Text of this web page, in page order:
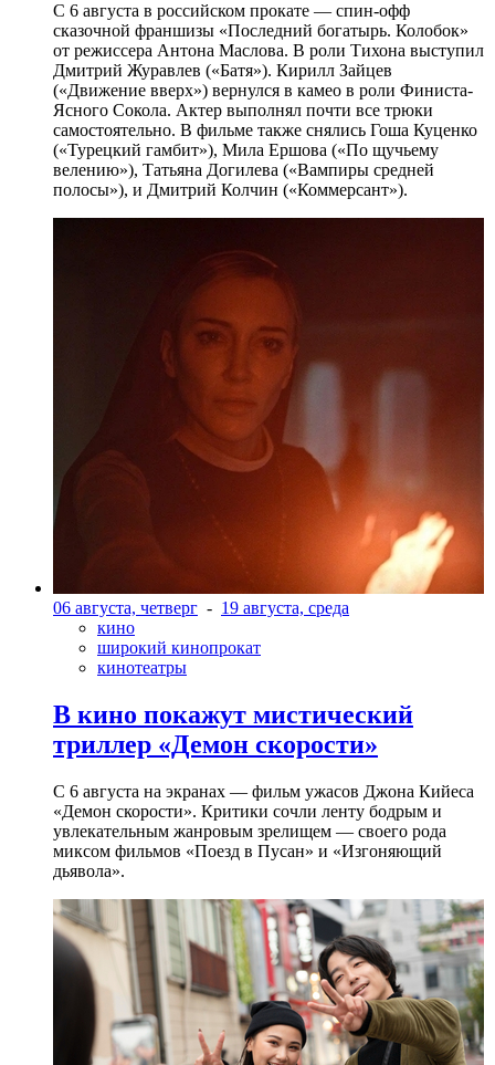
С 6 августа в российском прокате — спин-офф
сказочной франшизы «Последний богатырь. Колобок»
от режиссера Антона Маслова. В роли Тихона выступил
Дмитрий Журавлев («Батя»). Кирилл Зайцев
(«Движение вверх») вернулся в камео в роли Финиста-
Ясного Сокола. Актер выполнял почти все трюки
самостоятельно. В фильме также снялись Гоша Куценко
(«Турецкий гамбит»), Мила Ершова («По щучьему
велению»), Татьяна Догилева («Вампиры средней
полосы»), и Дмитрий Колчин («Коммерсант»).
06 августа, четверг - 19 августа, среда
кино
широкий кинопрокат
кинотеатры
В кино покажут мистический
триллер «Демон скорости»
С 6 августа на экранах — фильм ужасов Джона Кийеса
«Демон скорости». Критики сочли ленту бодрым и
увлекательным жанровым зрелищeм — своего рода
миксом фильмов «Поезд в Пусан» и «Изгоняющий
дьявола».